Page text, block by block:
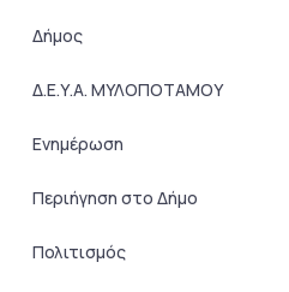
Δήμος
Δ.Ε.Υ.Α. ΜΥΛΟΠΟΤΑΜΟΥ
Ενημέρωση
Περιήγηση στο Δήμο
Πολιτισμός